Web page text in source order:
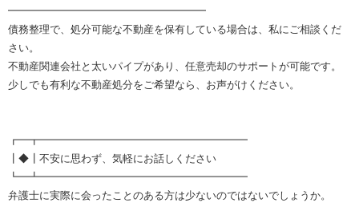
━━━━━━━━━━━━━━━━━━━
債務整理で、処分可能な不動産を保有している場合は、私にご相談くだ
さい。
不動産関連会社と太いパイプがあり、任意売却のサポートが可能です。
少しでも有利な不動産処分をご希望なら、お声がけください。
┏━┳━━━━━━━━━━━━━━━━━━━━
┃◆┃不安に思わず、気軽にお話しください
┗━┻━━━━━━━━━━━━━━━━━━━━
弁護士に実際に会ったことのある方は少ないのではないでしょうか。